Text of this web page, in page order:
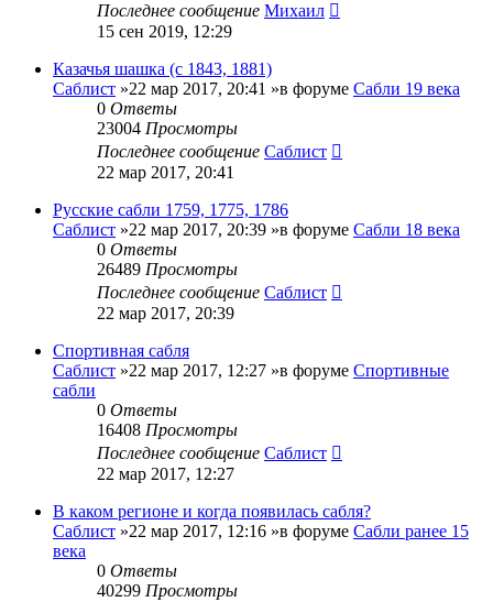
Последнее сообщение Михаил
15 сен 2019, 12:29
Казачья шашка (с 1843, 1881)
Саблист »22 мар 2017, 20:41 »в форуме Сабли 19 века
0 Ответы
23004 Просмотры
Последнее сообщение Саблист
22 мар 2017, 20:41
Русские сабли 1759, 1775, 1786
Саблист »22 мар 2017, 20:39 »в форуме Сабли 18 века
0 Ответы
26489 Просмотры
Последнее сообщение Саблист
22 мар 2017, 20:39
Спортивная сабля
Саблист »22 мар 2017, 12:27 »в форуме Спортивные
сабли
0 Ответы
16408 Просмотры
Последнее сообщение Саблист
22 мар 2017, 12:27
В каком регионе и когда появилась сабля?
Саблист »22 мар 2017, 12:16 »в форуме Сабли ранее 15
века
0 Ответы
40299 Просмотры